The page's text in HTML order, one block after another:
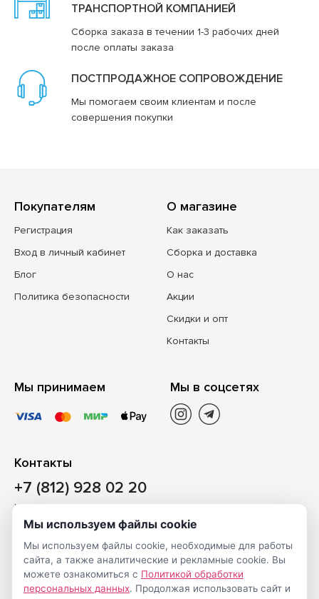
ТРАНСПОРТНОЙ КОМПАНИЕЙ
Сборка заказа в течении 1-3 рабочих дней
после оплаты заказа
ПОСТПРОДАЖНОЕ СОПРОВОЖДЕНИЕ
Мы помогаем своим клиентам и после
совершения покупки
Покупателям
Регистрация
Вход в личный кабинет
Блог
Политика безопасности
О магазине
Как заказать
Сборка и доставка
О нас
Акции
Скидки и опт
Контакты
Мы принимаем Мы в соцсетях
Контакты
+7 (812) 928 02 20
Наш магазин
Санкт-Петербург, ул. Ворошилова, д. 2, Литер «Р» (БЦ
«Сигнал»), 3 этаж, пом. 2
На карте
Мы используем файлы cookie
Мы используем файлы cookie, необходимые для работы
сайта, а также аналитические и рекламные cookie. Вы
можете ознакомиться с Политикой обработки
персональных данных. Продолжая использовать сайт и